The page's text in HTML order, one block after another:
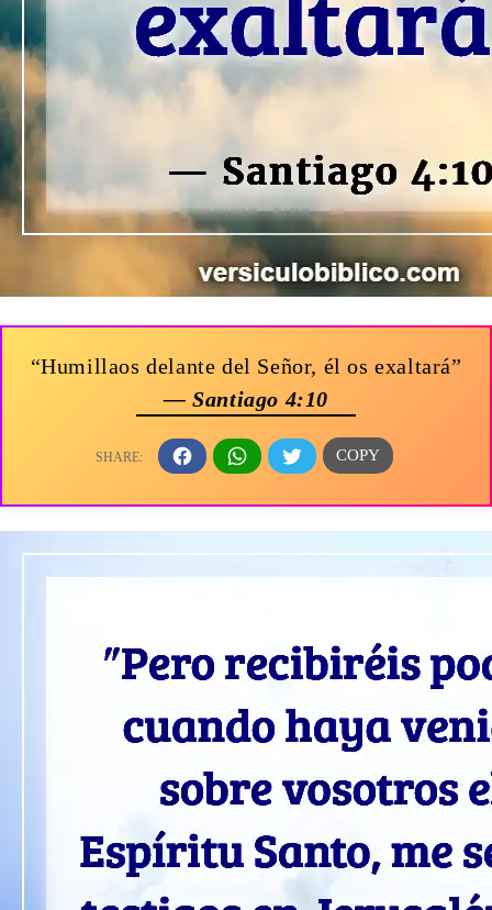
“Humillaos delante del Señor, él os exaltará”
— Santiago 4:10